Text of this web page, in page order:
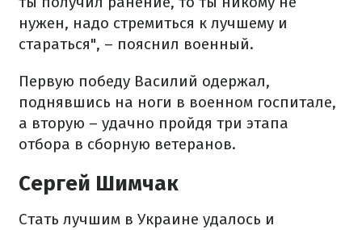
нужен, надо стремиться к лучшему и
стараться", – пояснил военный.
Первую победу Василий одержал,
поднявшись на ноги в военном госпитале,
а вторую – удачно пройдя три этапа
отбора в сборную ветеранов.
Сергей Шимчак
Стать лучшим в Украине удалось и